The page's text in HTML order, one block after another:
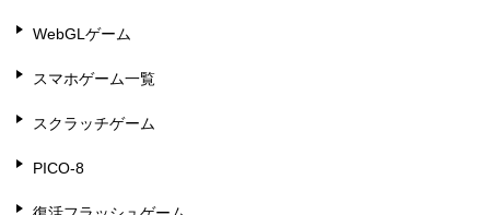
WebGLゲーム
スマホゲーム一覧
スクラッチゲーム
PICO-8